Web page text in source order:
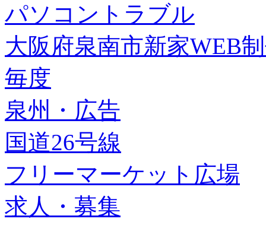
パソコントラブル
大阪府泉南市新家WEB
毎度
泉州・広告
国道26号線
フリーマーケット広場
求人・募集